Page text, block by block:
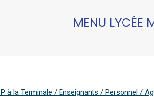
MENU LYCÉE
à la Terminale / Enseignants / Personnel /